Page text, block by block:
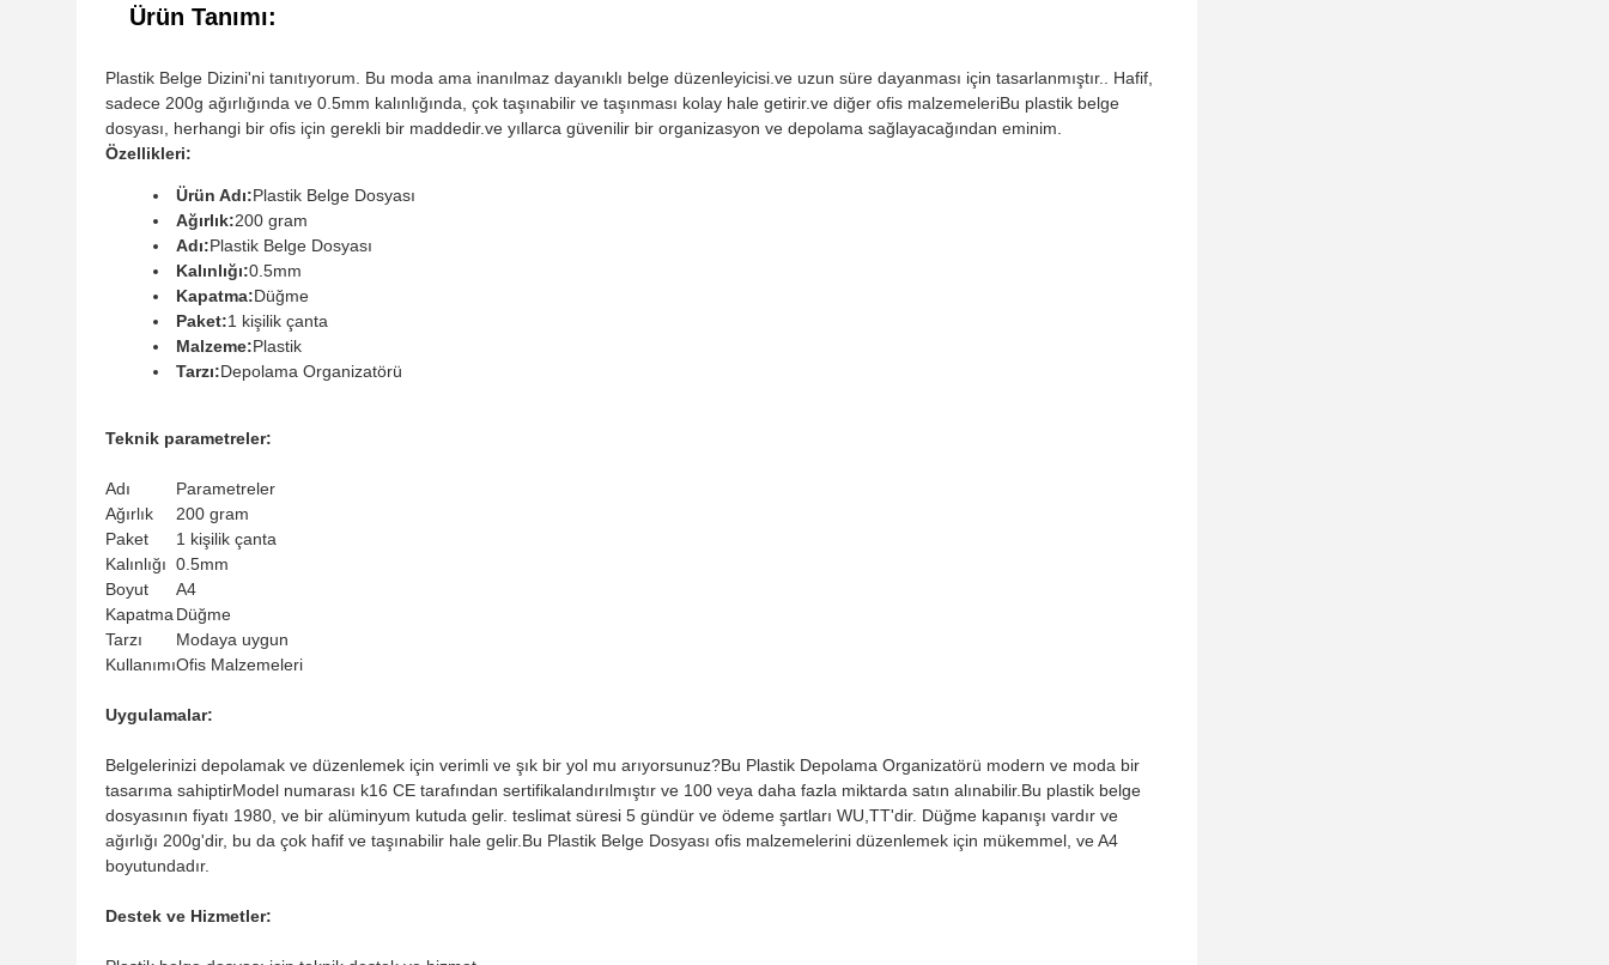
Ürün Tanımı:
Plastik Belge Dizini'ni tanıtıyorum. Bu moda ama inanılmaz dayanıklı belge düzenleyicisi.ve uzun süre dayanması için tasarlanmıştır.. Hafif,
sadece 200g ağırlığında ve 0.5mm kalınlığında, çok taşınabilir ve taşınması kolay hale getirir.ve diğer ofis malzemeleriBu plastik belge
dosyası, herhangi bir ofis için gerekli bir maddedir.ve yıllarca güvenilir bir organizasyon ve depolama sağlayacağından eminim.
Özellikleri:
Ürün Adı:Plastik Belge Dosyası
Ağırlık:200 gram
Adı:Plastik Belge Dosyası
Kalınlığı:0.5mm
Kapatma:Düğme
Paket:1 kişilik çanta
Malzeme:Plastik
Tarzı:Depolama Organizatörü
Teknik parametreler:
Adı
Parametreler
Ağırlık
200 gram
Paket
1 kişilik çanta
Kalınlığı 0.5mm
Boyut
A4
Kapatma Düğme
Tarzı
Modaya uygun
KullanımıOfis Malzemeleri
Uygulamalar:
Belgelerinizi depolamak ve düzenlemek için verimli ve şık bir yol mu arıyorsunuz?Bu Plastik Depolama Organizatörü modern ve moda bir
tasarıma sahiptirModel numarası k16 CE tarafından sertifikalandırılmıştır ve 100 veya daha fazla miktarda satın alınabilir.Bu plastik belge
dosyasının fiyatı 1980, ve bir alüminyum kutuda gelir. teslimat süresi 5 gündür ve ödeme şartları WU,TT'dir. Düğme kapanışı vardır ve
ağırlığı 200g'dir, bu da çok hafif ve taşınabilir hale gelir.Bu Plastik Belge Dosyası ofis malzemelerini düzenlemek için mükemmel, ve A4
boyutundadır.
Destek ve Hizmetler: